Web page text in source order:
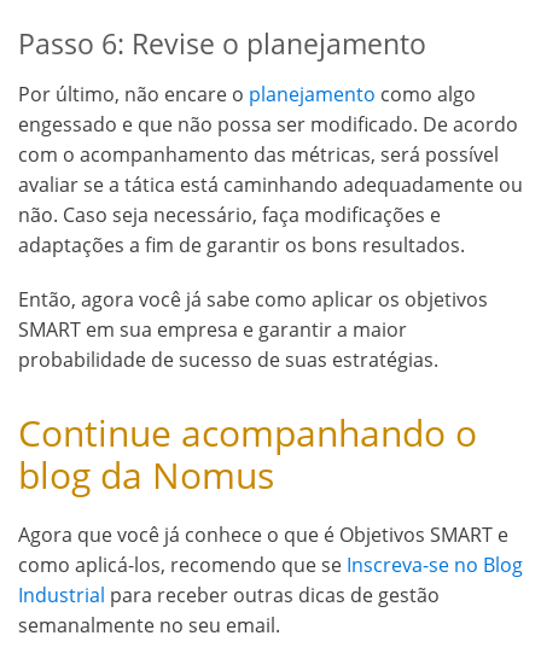
Passo 6: Revise o planejamento
Por último, não encare o planejamento como algo
engessado e que não possa ser modificado. De acordo
com o acompanhamento das métricas, será possível
avaliar se a tática está caminhando adequadamente ou
não. Caso seja necessário, faça modificações e
adaptações a fim de garantir os bons resultados.
Então, agora você já sabe como aplicar os objetivos
SMART em sua empresa e garantir a maior
probabilidade de sucesso de suas estratégias.
Continue acompanhando o
blog da Nomus
Agora que você já conhece o que é Objetivos SMART e
como aplicá-los, recomendo que se Inscreva-se no Blog
Industrial para receber outras dicas de gestão
semanalmente no seu email.